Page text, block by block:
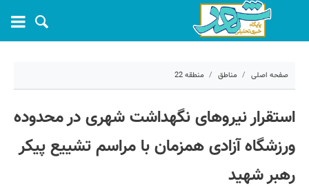
صفحه اصلی مناطق منطقه 22
کد مطلب: 83016
استقرار نیروهای نگهداشت شهری در محدوده
ورزشگاه آزادی همزمان با مراسم تشییع پیکر
رهبر شهید